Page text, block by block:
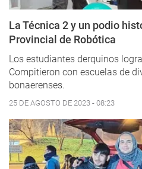
La Técnica 2 y un podio
Provincial de Robótica
Los estudiantes derquinos
Compitieron con escuelas de
bonaerenses.
25 DE AGOSTO DE 2023 - 08:23